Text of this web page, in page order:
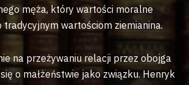
męża, który wartości moralne
tradycyjnym wartościom ziemianina.
na przeżywaniu relacji przez obojga
o małżeństwie jako związku. Henryk